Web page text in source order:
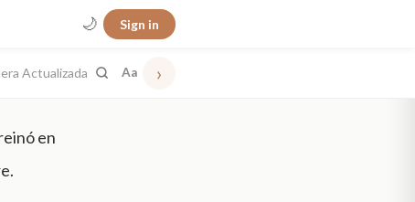
🌙 Sign in
Actualizada Aa ›
en